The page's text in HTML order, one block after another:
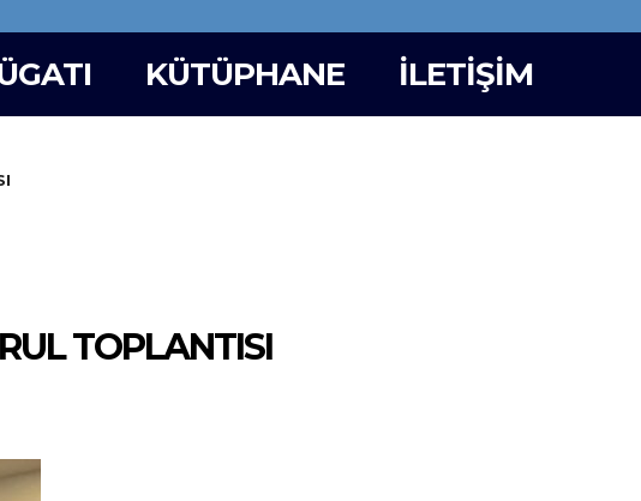
KÜTÜPHANE İLETİŞİM
TOPLANTISI